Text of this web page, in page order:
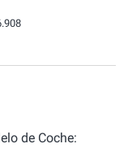
de Coche: